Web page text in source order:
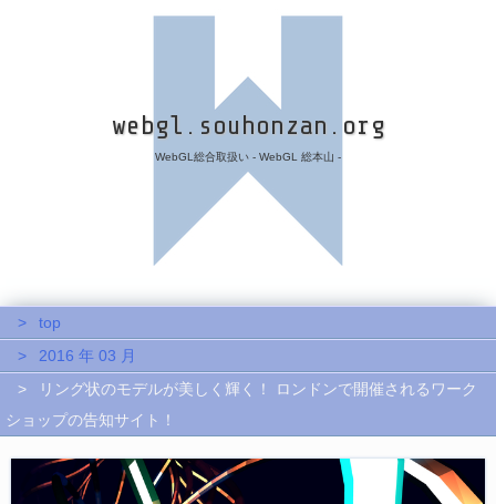
webgl.souhonzan.org
WebGL総合取扱い - WebGL 総本山 -
top
2016 年 03 月
リング状のモデルが美しく輝く！ ロンドンで開催されるワーク
ショップの告知サイト！